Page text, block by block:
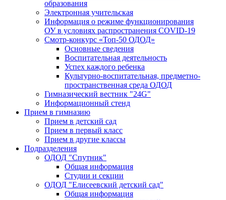
образования
Электронная учительская
Информация о режиме функционирования
ОУ в условиях распространения COVID-19
Смотр-конкурс «Топ-50 ОДОД»
Основные сведения
Воспитательная деятельность
Успех каждого ребенка
Культурно-воспитательная, предметно-
пространственная среда ОДОД
Гимназический вестник "24G"
Информационный стенд
Прием в гимназию
Прием в детский сад
Прием в первый класс
Прием в другие классы
Подразделения
ОДОД "Спутник"
Общая информация
Студии и секции
ОДОД "Елисеевский детский сад"
Общая информация